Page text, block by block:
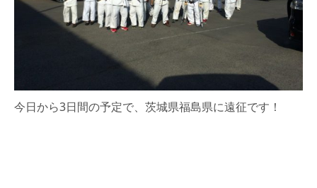
今日から3日間の予定で、茨城県福島県に遠征です！